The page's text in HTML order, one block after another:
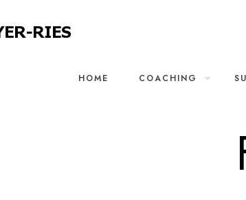
HOME COACHING